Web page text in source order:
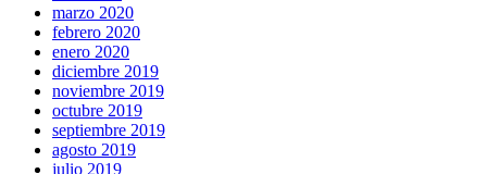
marzo 2020
febrero 2020
enero 2020
diciembre 2019
noviembre 2019
octubre 2019
septiembre 2019
agosto 2019
julio 2019